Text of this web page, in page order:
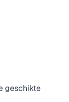
geschikte